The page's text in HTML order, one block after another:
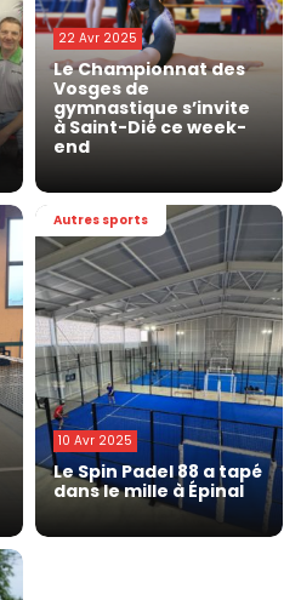
22 Avr 2025
Le Championnat des
Vosges de
gymnastique s’invite
à Saint-Dié ce week-
end
Autres sports
10 Avr 2025
Le Spin Padel 88 a tapé
dans le mille à Épinal